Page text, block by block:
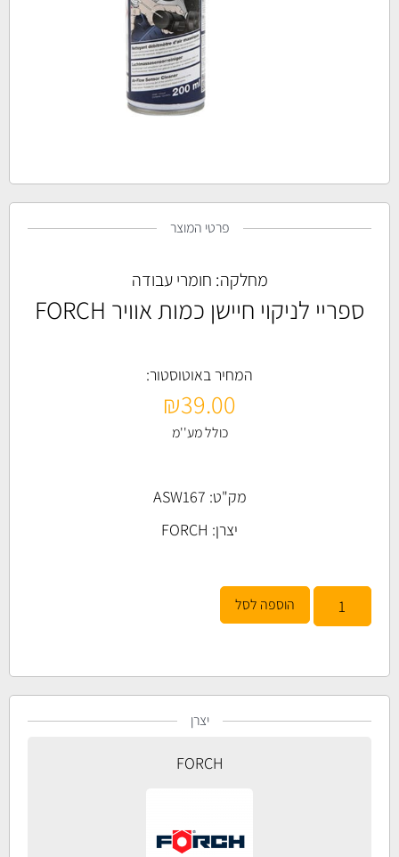
פרטי המוצר
מחלקה: חומרי עבודה
ספריי לניקוי חיישן כמות אוויר FORCH
המחיר באוטוסטור:
₪39.00
כולל מע''מ
מק"ט: ASW167
יצרן: FORCH
הוספה לסל
יצרן
FORCH